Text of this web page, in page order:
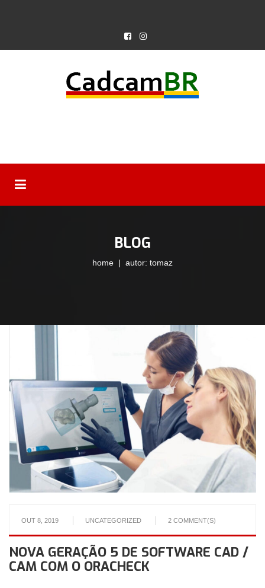
BLOG
home | autor: tomaz
OUT 8, 2019 UNCATEGORIZED 2 COMMENT(S)
NOVA GERAÇÃO 5 DE SOFTWARE CAD /
CAM COM O ORACHECK